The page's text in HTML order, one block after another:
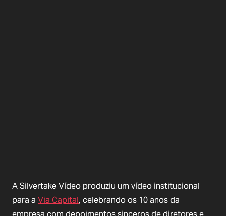
A Silvertake Vídeo produziu um vídeo institucional
para a Via Capital, celebrando os 10 anos da